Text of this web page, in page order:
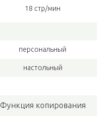
18 стр/мин
персональный
настольный
Функция копирования